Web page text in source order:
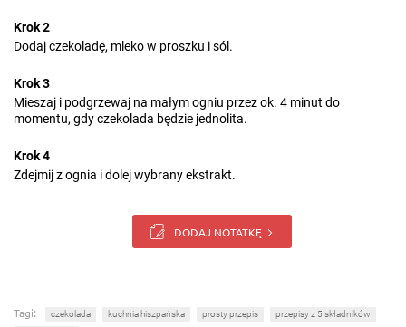
Krok 2
Dodaj czekoladę, mleko w proszku i sól.
Krok 3
Mieszaj i podgrzewaj na małym ogniu przez ok. 4 minut do
momentu, gdy czekolada będzie jednolita.
Krok 4
Zdejmij z ognia i dolej wybrany ekstrakt.
DODAJ NOTATKĘ
Tagi: czekolada kuchnia hiszpańska prosty przepis
przepisy z 5 składników